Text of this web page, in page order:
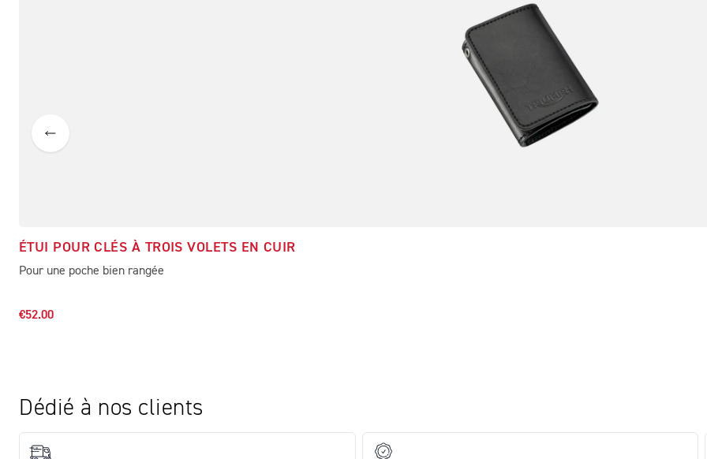
ÉTUI POUR CLÉS À TROIS VOLETS EN CUIR
Pour une poche bien rangée
€52.00
Dédié à nos clients